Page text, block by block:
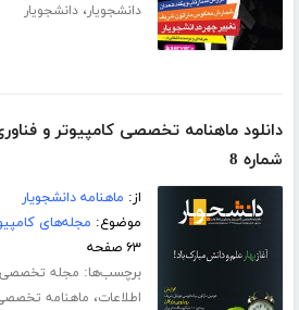
دانشجویار،دانشجویار
دانلود ماهنامه تخصصی کامپیوتر و
شماره 8
از: ماهنامه دانشجویار
موضوع: مجله‌های
۶۳ صفحه
برچسب‌ها: مجله تخصصی
اطلاعات، ماهنامه